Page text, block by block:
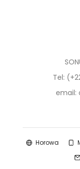
Tel:
email:
Horowa